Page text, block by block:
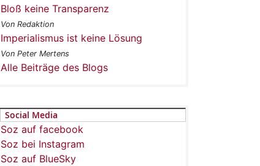
Bloß keine Transparenz
Von Redaktion
Imperialismus ist keine Lösung
Von Peter Mertens
Alle Beiträge des Blogs
Social Media
Soz auf facebook
Soz bei Instagram
Soz auf BlueSky